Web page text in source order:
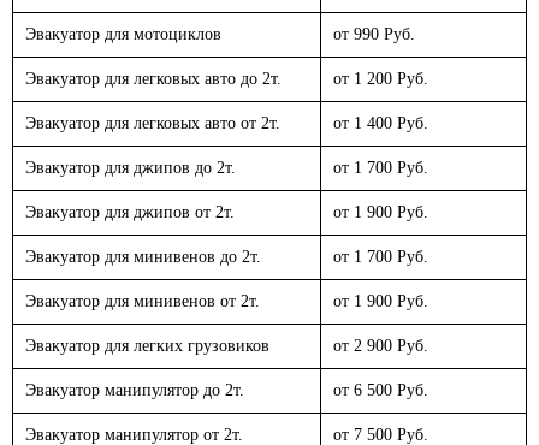
Эвакуатор для мотоциклов от 990 Руб.
Эвакуатор для легковых авто до 2т. от 1 200 Руб.
Эвакуатор для легковых авто от 2т. от 1 400 Руб.
Эвакуатор для джипов до 2т. от 1 700 Руб.
Эвакуатор для джипов от 2т. от 1 900 Руб.
Эвакуатор для минивенов до 2т. от 1 700 Руб.
Эвакуатор для минивенов от 2т. от 1 900 Руб.
Эвакуатор для легких грузовиков от 2 900 Руб.
Эвакуатор манипулятор до 2т. от 6 500 Руб.
Эвакуатор манипулятор от 2т. от 7 500 Руб.